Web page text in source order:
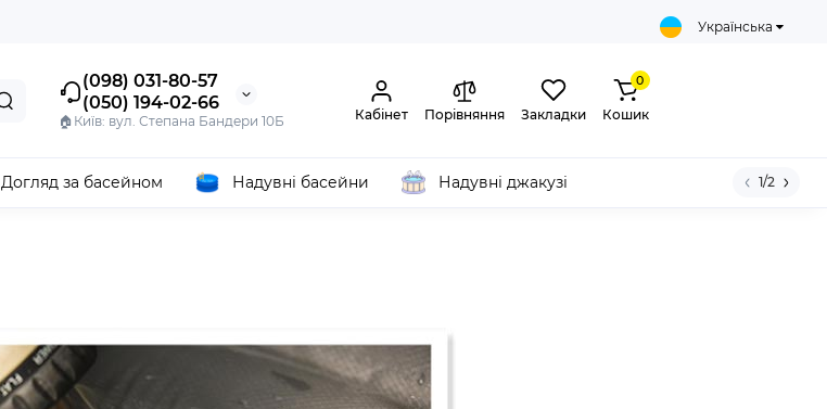
Українська
(098) 031-80-57
(050) 194-02-66
🏠Київ: вул. Степана Бандери 10Б Кабінет Порівняння Закладки
0
Кошик
Догляд за басейном Надувні басейни Надувні джакузі 1/2